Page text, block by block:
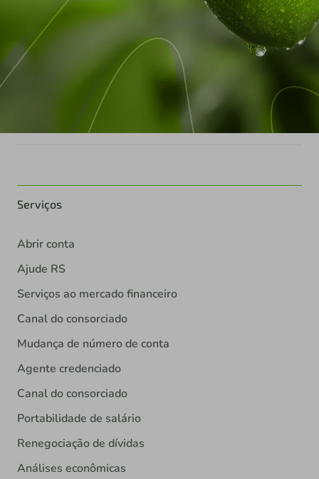
Serviços
Abrir conta
Ajude RS
Serviços ao mercado financeiro
Canal do consorciado
Mudança de número de conta
Agente credenciado
Canal do consorciado
Portabilidade de salário
Renegociação de dívidas
Análises econômicas